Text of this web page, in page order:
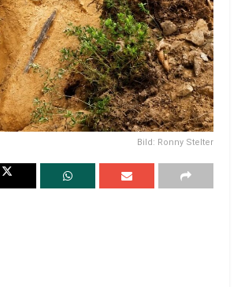
Bild: Ronny Stelter